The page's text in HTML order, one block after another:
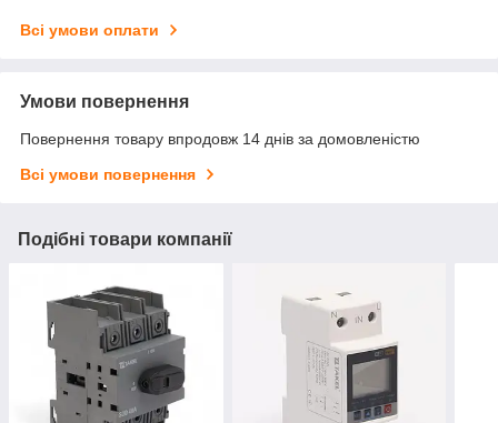
Всі умови оплати
Умови повернення
Повернення товару впродовж 14 днів за домовленістю
Всі умови повернення
Подібні товари компанії